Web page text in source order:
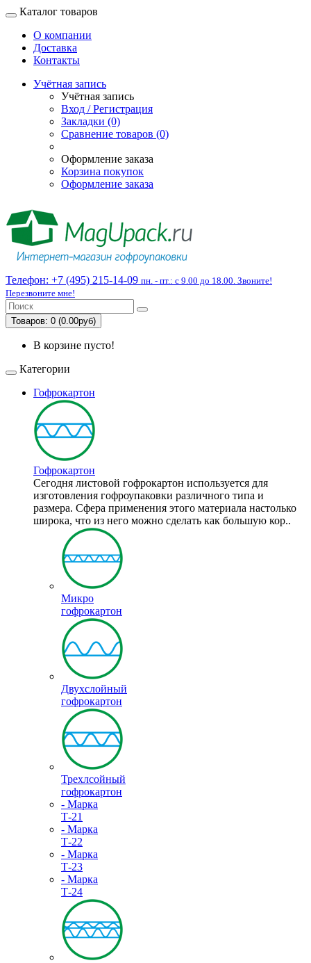
Каталог товаров
О компании
Доставка
Контакты
Учётная запись
Учётная запись
Вход / Регистрация
Закладки (0)
Сравнение товаров (0)
Оформление заказа
Корзина покупок
Оформление заказа
Телефон: +7 (495) 215-14-09 пн. - пт.: с 9.00 до 18.00. Звоните!
Перезвоните мне!
Товаров: 0 (0.00руб)
В корзине пусто!
Категории
Гофрокартон
Гофрокартон
Сегодня листовой гофрокартон используется для
изготовления гофроупаковки различного типа и
размера. Сфера применения этого материала настолько
широка, что из него можно сделать как большую кор..
Микро
гофрокартон
Двухслойный
гофрокартон
Трехлсойный
гофрокартон
- Марка
Т-21
- Марка
Т-22
- Марка
Т-23
- Марка
Т-24